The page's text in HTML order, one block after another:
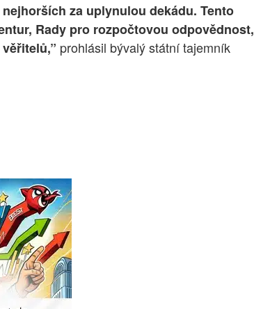
za uplynulou dekádu. Tento
Rady pro rozpočtovou odpovědnost,
prohlásil bývalý státní tajemník